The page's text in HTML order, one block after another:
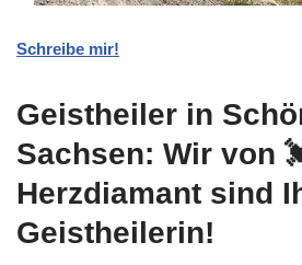
Schreibe mir!
Geistheiler in
Sachsen: Wir von
Herzdiamant sind
Geistheilerin!